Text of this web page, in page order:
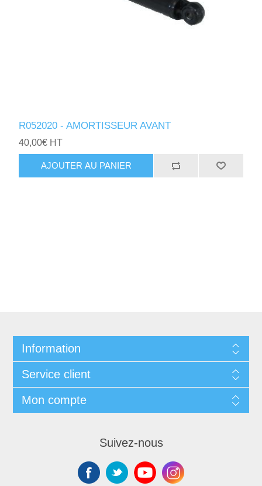
R052020 - AMORTISSEUR AVANT
40,00€ HT
AJOUTER AU PANIER
Information
Service client
Mon compte
Suivez-nous